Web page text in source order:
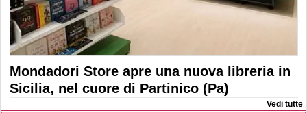
Mondadori Store apre una nuova libreria in
Sicilia, nel cuore di Partinico (Pa)
Vedi tutte